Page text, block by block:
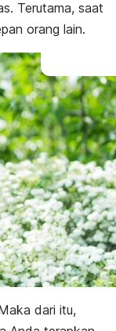
Terutama, saat
orang lain.
dari itu,